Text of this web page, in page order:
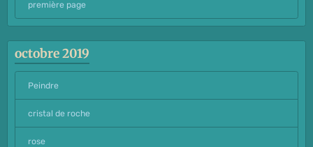
première page
octobre 2019
Peindre
cristal de roche
rose